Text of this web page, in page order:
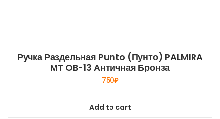
Ручка Раздельная Punto (Пунто) PALMIRA
MT OB-13 Античная Бронза
750₽
Add to cart